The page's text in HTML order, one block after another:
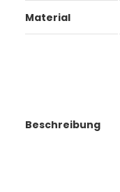
Material
Beschreibung